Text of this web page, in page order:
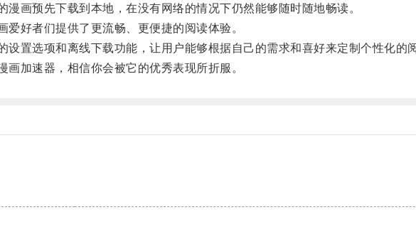
预先下载到本地，在没有网络的情况下仍然能够随时随地畅读。
好者们提供了更流畅、更便捷的阅读体验。
选项和离线下载功能，让用户能够根据自己的需求和喜好来定制个性化的阅
加速器，相信你会被它的优秀表现所折服。